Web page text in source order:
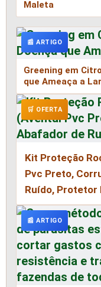
Maleta
📰 ARTIGO
Greening em
que Ameaça a
🛒 OFERTA
Kit Proteção
Pvc Preto,
Ruído, Protetor
📰 ARTIGO